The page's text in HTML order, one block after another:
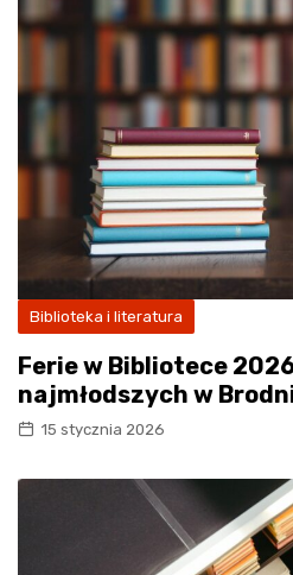
Biblioteka i literatura
Ferie w Bibliotece
najmłodszych w
15 stycznia 2026